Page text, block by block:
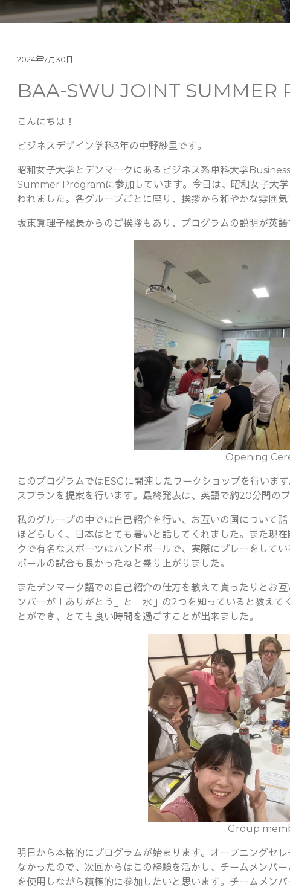
2024年7月30日
BAA-SWU JOINT SUMMER
こんにちは！
ビジネスデザイン学科3年の中野紗里です。
昭和女子大学とデンマークにあるビジネス系単科大学
Summer Programに参加しています。今日は、昭和女子大
われました。各グループごとに座り、挨拶から和やかな雰囲気
坂東眞理子総長からのご挨拶もあり、プログラムの説明が英語
Opening
このプログラムではESGに関連したワークショップを行いま
スプランを提案を行います。最終発表は、英語で約20分間の
私のグループの中では自己紹介を行い、お互いの国について
ほどらしく、日本はとても暑いと話してくれました。また現
クで有名なスポーツはハンドボールで、実際にプレーをして
ボールの試合も良かったねと盛り上がりました。
またデンマーク語での自己紹介の仕方を教えて貰ったりとお
ンバーが「ありがとう」と「水」の2つを知っていると教え
とができ、とても良い時間を過ごすことが出来ました。
Group
明日から本格的にプログラムが始まります。オープニングセ
なかったので、次回からはこの経験を活かし、チームメンバ
を使用しながら積極的に参加したいと思います。チームメン